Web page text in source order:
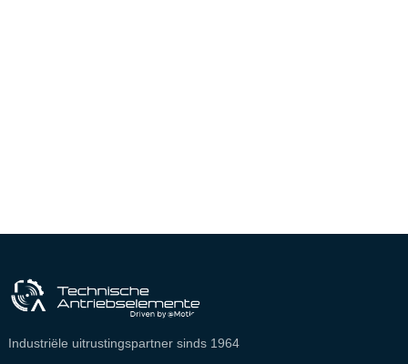
Industriële uitrustingspartner sinds 1964